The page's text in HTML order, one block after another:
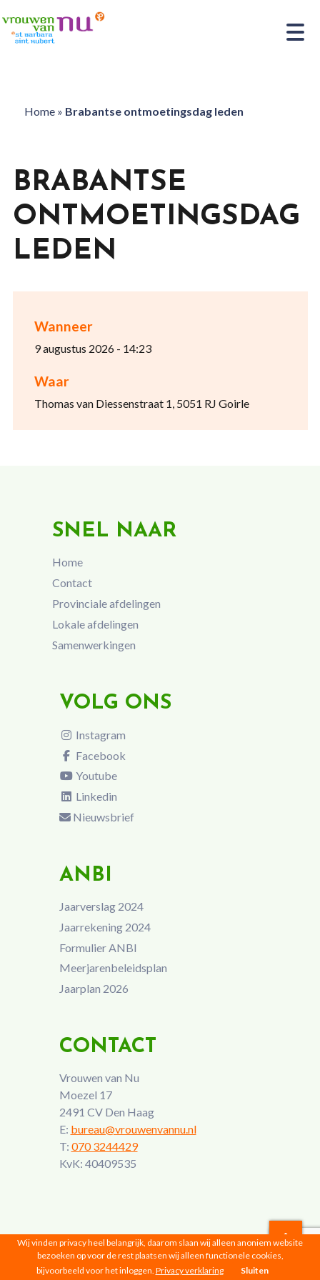
Home» Brabantse ontmoetingsdag leden
Wanneer
9 augustus 2026 - 14:23
Waar
Thomas van Diessenstraat 1, 5051 RJ Goirle
BRABANTSE
ONTMOETINGSDAG
LEDEN
SNEL NAAR
Home
Contact
Provinciale afdelingen
Lokale afdelingen
Samenwerkingen
VOLG ONS
Instagram
Facebook
Youtube
Linkedin
Nieuwsbrief
ANBI
Jaarverslag 2024
Jaarrekening 2024
Formulier ANBI
Meerjarenbeleidsplan
Jaarplan 2026
CONTACT
Vrouwen van Nu
Moezel 17
2491 CV Den Haag
E: bureau@vrouwenvannu.nl
T: 070 3244429
KvK: 40409535
Vrouwen van Nu © 2026 |Privacyverklaring
Wij vinden privacy heel belangrijk, daarom slaan wij alleen anoniem website
bezoeken op voor de rest plaatsen wij alleen functionele cookies,
bijvoorbeeld voor het inloggen. Privacy verklaring Sluiten